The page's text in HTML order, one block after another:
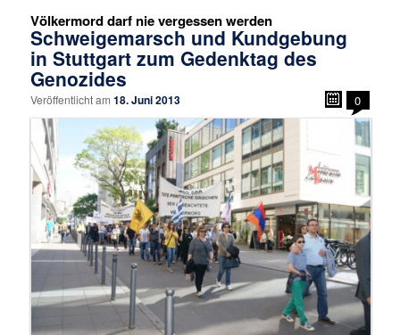
Völkermord darf nie vergessen werden
Schweigemarsch und Kundgebung
in Stuttgart zum Gedenktag des
Genozides
Veröffentlicht am18. Juni 2013 0